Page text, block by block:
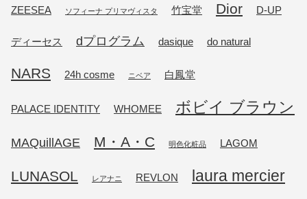
ZEESEA ソフィーナ プリマヴィスタ 竹宝堂 Dior D-UP
ディーセス dプログラム dasique do natural
NARS 24h cosme ニベア 白鳳堂
PALACE IDENTITY WHOMEE ボビイ ブラウン
MAQuillAGE M・A・C 明色化粧品 LAGOM
LUNASOL レアナニ REVLON laura mercier